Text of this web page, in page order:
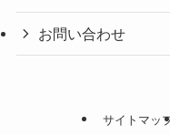
お問い合わせ
サイトマッ